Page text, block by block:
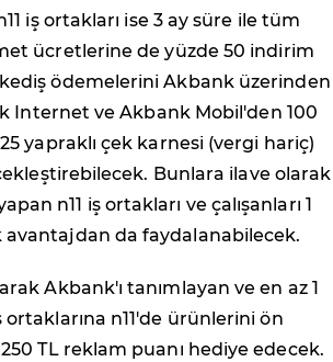
iş ortakları ise 3 ay süre ile tüm
ücretlerine de yüzde 50 indirim
ödemelerini Akbank üzerinden
Internet ve Akbank Mobil'den 100
yapraklı çek karnesi (vergi hariç)
Bunlara ilave olarak
n11 iş ortakları ve çalışanları 1
avantajdan da faydalanabilecek.
Akbank'ı tanımlayan ve en az 1
n11'de ürünlerini ön
TL reklam puanı hediye edecek.